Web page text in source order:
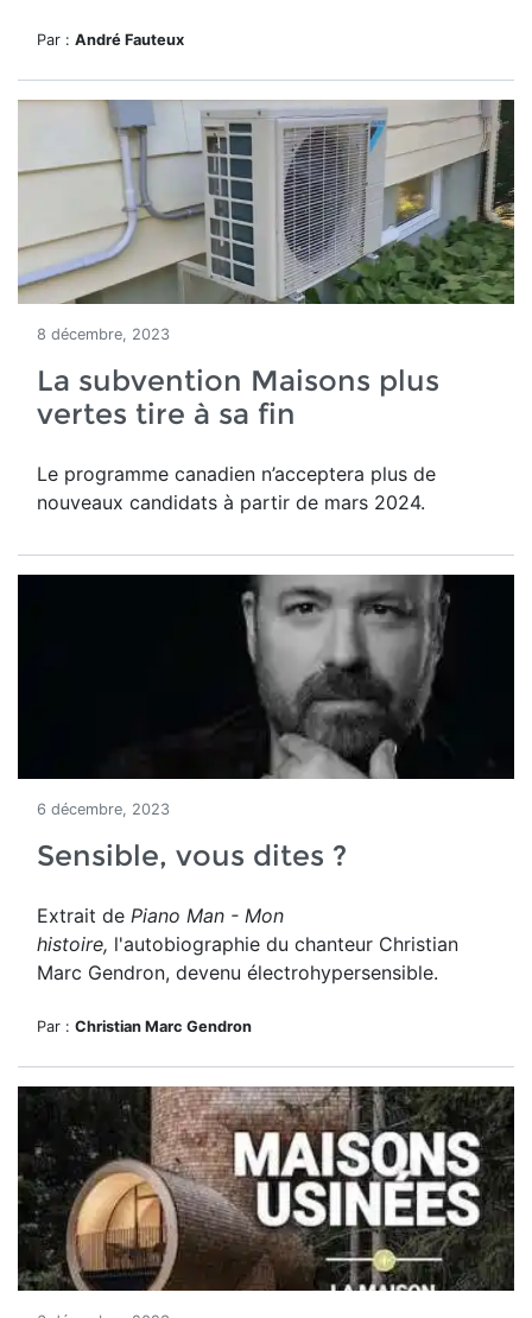
Par : André Fauteux
8 décembre, 2023
La subvention Maisons plus
vertes tire à sa fin
Le programme canadien n’acceptera plus de
nouveaux candidats à partir de mars 2024.
6 décembre, 2023
Sensible, vous dites ?
Extrait de Piano Man - Mon
histoire, l'autobiographie du chanteur Christian
Marc Gendron, devenu électrohypersensible.
Par : Christian Marc Gendron